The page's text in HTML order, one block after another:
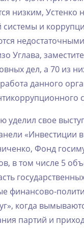
‌низким,‌ ‌Устенко‌
‌и‌
‌Углава,‌
‌дел,‌ ‌а‌ ‌70‌ ‌из‌
‌данного‌
‌уделил‌ ‌свое‌
‌«Инвестиции‌
‌Фонд‌
‌в‌ ‌том‌ ‌числе‌ ‌5‌
‌финансово-
‌когда‌
‌партий‌ ‌и‌